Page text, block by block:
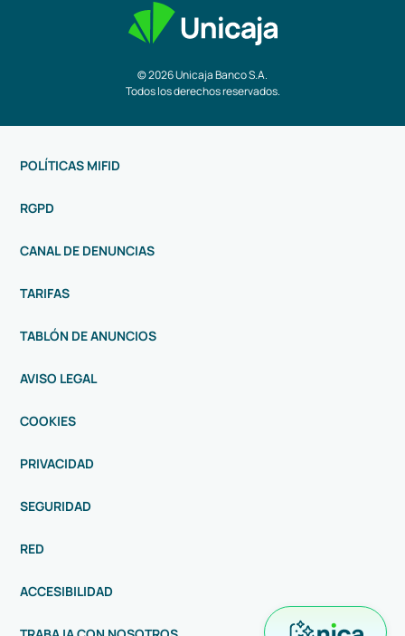
© 2026 Unicaja Banco S.A.
Todos los derechos reservados.
POLÍTICAS MIFID
RGPD
CANAL DE DENUNCIAS
TARIFAS
TABLÓN DE ANUNCIOS
AVISO LEGAL
COOKIES
PRIVACIDAD
SEGURIDAD
RED
ACCESIBILIDAD